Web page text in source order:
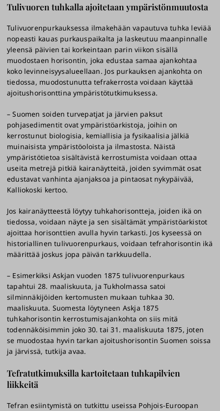
Tulivuoren tuhkalla ajoitetaan ympäristönmuutosta
Tulivuorenpurkauksessa ilmakehään vapautuva tuhka leviää
nopeasti kauas purkauspaikalta ja laskeutuu maanpinnalle
yleensä päivien tai korkeintaan parin viikon sisällä
muodostaen horisontin, joka edustaa samaa ajankohtaa
koko levinneisyysalueellaan. Jos purkauksen ajankohta on
tiedossa, muodostunutta tefrakerrosta voidaan käyttää
ajoitushorisonttina ympäristötutkimuksessa.
– Suomen soiden turvepatjat ja järvien paksut
pohjasedimentit ovat ympäristöarkistoja, joihin on
kerrostunut biologisia, kemiallisia ja fysikaalisia jälkiä
muinaisista ympäristöoloista ja ilmastosta. Näistä
ympäristötietoa sisältävistä kerrostumista voidaan ottaa
useita metrejä pitkiä kairanäytteitä, joiden syvimmät osat
edustavat vanhinta ajanjaksoa ja pintaosat nykypäivää,
Kalliokoski kertoo.
Jos kairanäytteestä löytyy tuhkahorisontteja, joiden ikä on
tiedossa, voidaan näyte ja sen sisältämät ympäristöarkistot
ajoittaa horisonttien avulla hyvin tarkasti. Jos kyseessä on
historiallinen tulivuorenpurkaus, voidaan tefrahorisontin ikä
määrittää joskus jopa päivän tarkkuudella.
– Esimerkiksi Askjan vuoden 1875 tulivuorenpurkaus
tapahtui 28. maaliskuuta, ja Tukholmassa satoi
silminnäkijöiden kertomusten mukaan tuhkaa 30.
maaliskuuta. Suomesta löytyneen Askja 1875
tuhkahorisontin kerrostumisajankohta on siis mitä
todennäköisimmin joko 30. tai 31. maaliskuuta 1875, joten
se muodostaa hyvin tarkan ajoitushorisontin Suomen soissa
ja järvissä, tutkija avaa.
Tefratutkimuksilla kartoitetaan tuhkapilvien
liikkeitä
Tefran esiintymistä on tutkittu useissa Pohjois-Euroopan